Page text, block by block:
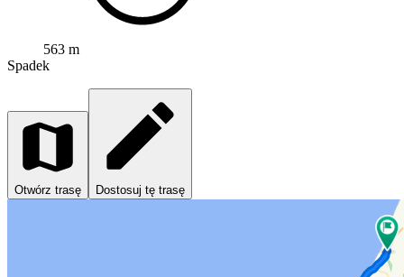
563 m
Spadek
Otwórz trasę Dostosuj tę trasę